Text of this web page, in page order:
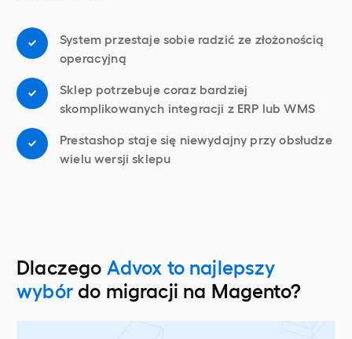
System przestaje sobie radzić ze złożonością
operacyjną
Sklep potrzebuje coraz bardziej
skomplikowanych integracji z ERP lub WMS
Prestashop staje się niewydajny przy obsłudze
wielu wersji sklepu
Dlaczego Advox to najlepszy
wybórdo migracji na Magento?